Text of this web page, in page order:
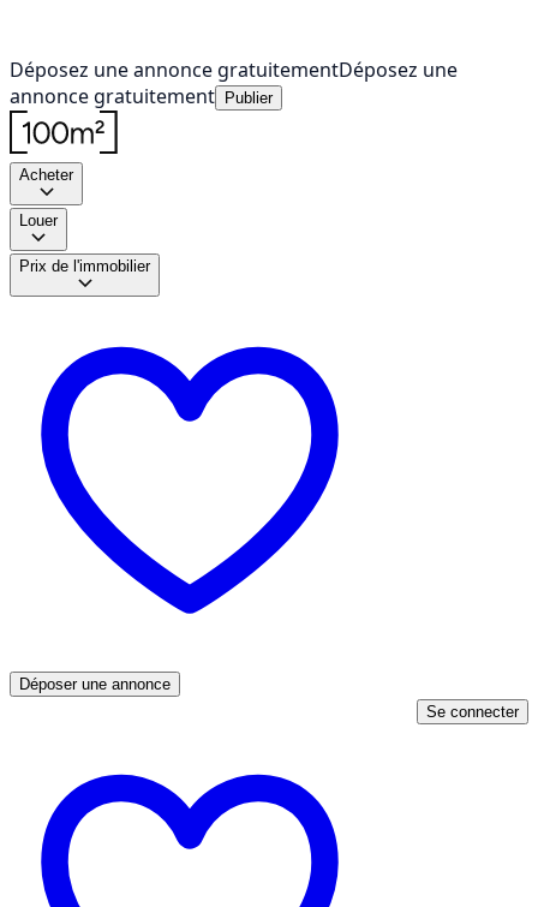
Déposez une annonce gratuitementDéposez une
annonce gratuitement
Publier
Acheter
Louer
Prix de l'immobilier
Déposer une annonce
Se connecter